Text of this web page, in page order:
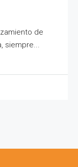
de
siempre...